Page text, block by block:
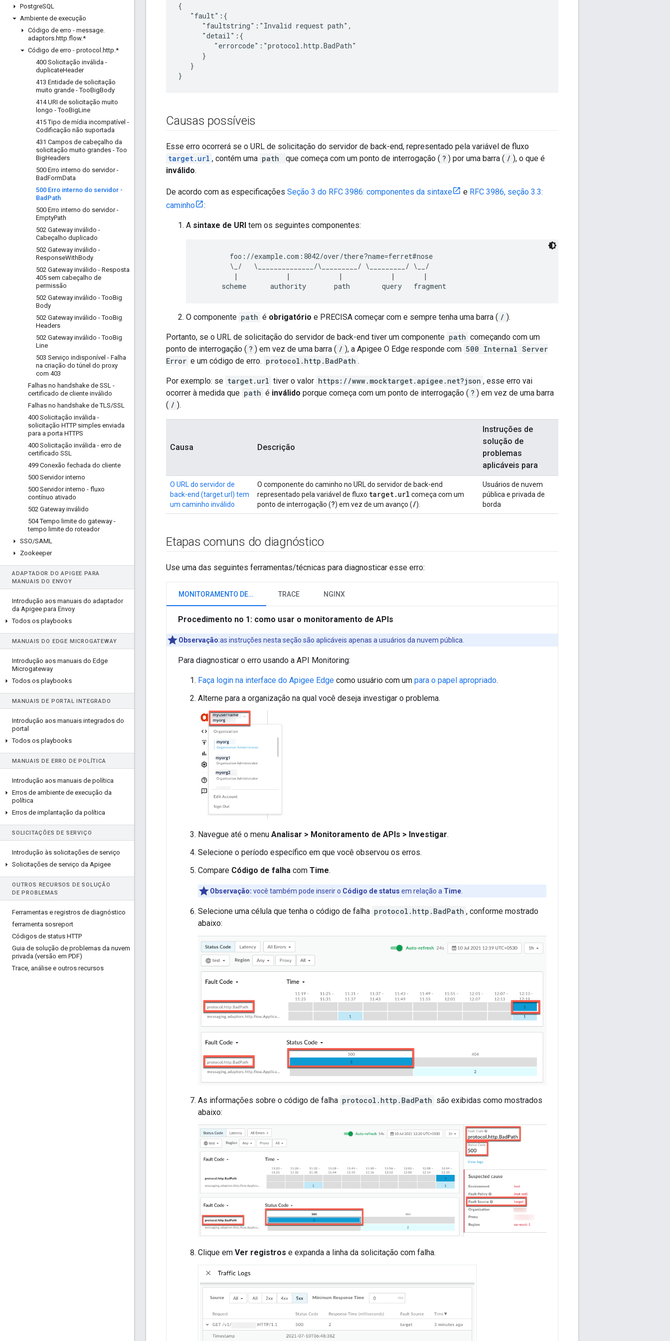
PostgreSQL
Ambiente de execução
Código de erro - message.
adaptors.http.flow.*
Código de erro - protocol .http.*
400 Solicitação inválida -
duplicateHeader
413 Entidade de solicitação
muito grande - TooBigBody
414 URI de solicitação muito
longo - TooBigLine
415 Tipo de mídia incompatível -
Codificação não suportada
431 Campos de cabeçalho da
solicitação muito grandes - Too
BigHeaders
500 Erro interno do servidor -
BadFormData
500 Erro interno do servidor -
Bad Path
500 Erro interno do servidor -
EmptyPath
502 Gateway inválido -
Cabeçalho duplicado
502 Gateway inválido -
ResponseWithBody
502 Gateway inválido - Resposta
405 sem cabeçalho de
permissão
502 Gateway inválido - TooBig
Body
502 Gateway inválido - TooBig
Headers
502 Gateway inválido - TooBig
Line
503 Serviço indisponível - Falha
na criação do túnel do proxy
com 403
Falhas no handshake de SSL -
certificado de cliente inválido
Falhas no handshake de TLS/SSL
400 Solicitação inválida -
solicitação HTTP simples enviada
para a porta HTTPS
400 Solicitação inválida - erro de
certificado SSL
499 Conexão fechada do cliente
500 Servidor interno
500 Servidor interno - fluxo
contínuo ativado
502 Gateway inválido
504 Tempo limite do gateway -
tempo limite do roteador
SSO/SAML
Zookeeper
ADAPTADOR DO APIGEE PARA
MANUAIS DO ENVOY
Introdução aos manuais do adaptador
da Apigee para Envoy
Todos os playbooks
MANUAIS DO EDGE MICROGATEWAY
Introdução aos manuais do Edge
Microgateway
Todos os playbooks
MANUAIS DE PORTAL INTEGRADO
Introdução aos manuais integrados do
portal
Todos os playbooks
MANUAIS DE ERRO DE POLÍTICA
Introdução aos manuais de política
Erros de ambiente de execução da
política
Erros de implantação da política
SOLICITAÇÕES DE SERVIÇO
Introdução às solicitações de serviço
Solicitações de serviço da Apigee
OUTROS RECURSOS DE SOLUÇÃO
DE PROBLEMAS
Ferramentas e registros de diagnóstico
ferramenta sosreport
Códigos de status HTTP
Guia de solução de problemas da nuvem
privada (versão em PDF)
Trace, análise e outros recursos
{
   "fault":{
      "faultstring":"Invalid request path",
      "detail":{
         "errorcode":"protocol.http.BadPath"
      }
   }
}
Causas possíveis
Esse erro ocorrerá se o URL de solicitação do servidor de back-end, representado pela variável de fluxo
target.url , contém uma path que começa com um ponto de interrogação ( ? ) por uma barra ( / ), o que é
inválido.
De acordo com as especificações Seção 3 do RFC 3986: componentes da sintaxe e RFC 3986, seção 3.3:
caminho
:
A sintaxe de URI tem os seguintes componentes:
        foo://example.com:8042/over/there?name=ferret#nose
        \_/   \______________/\_________/ \_________/ \__/
         |            |            |            |       |
O componente path é obrigatório e PRECISA começar com e sempre tenha uma barra ( / ).
Portanto, se o URL de solicitação do servidor de back-end tiver um componente path começando com um
ponto de interrogação ( ? ) em vez de uma barra ( / ), a Apigee O Edge responde com 500 Internal Server
Error e um código de erro. protocol.http.BadPath .
Por exemplo: se target.url tiver o valor https://www.mocktarget.apigee.net?json , esse erro vai
ocorrer à medida que path é inválido porque começa com um ponto de interrogação ( ? ) em vez de uma barra
( / ).
Causa Descrição
Instruções de
solução de
problemas
aplicáveis para
O URL do servidor de
back-end (target.url) tem
um caminho inválido
O componente do caminho no URL do servidor de back-end
representado pela variável de fluxo target. url começa com um
ponto de interrogação (?) em vez de um avanço (/).
Usuários de nuvem
pública e privada de
borda
Etapas comuns do diagnóstico
Use uma das seguintes ferramentas/técnicas para diagnosticar esse erro:
MONITORAMENTO DE APIS TRACE NGINX
Procedimento no 1: como usar o monitoramento de APIs
Observação:as instruções nesta seção são aplicáveis apenas a usuários da nuvem pública.
Para diagnosticar o erro usando a API Monitoring:
Faça login na interface do Apigee Edge como usuário com um para o papel apropriado.
Alterne para a organização na qual você deseja investigar o problema.
Navegue até o menu Analisar > Monitoramento de APIs > Investigar.
Selecione o período específico em que você observou os erros.
Compare Código de falha com Time.
Observação: você também pode inserir o Código de status em relação a Time
Selecione uma célula que tenha o código de falha protocol.http.BadPath , conforme mostrado
abaixo:
As informações sobre o código de falha protocol.http.BadPath são exibidas como mostrados
abaixo:
Clique em Ver registros e expanda a linha da solicitação com falha.